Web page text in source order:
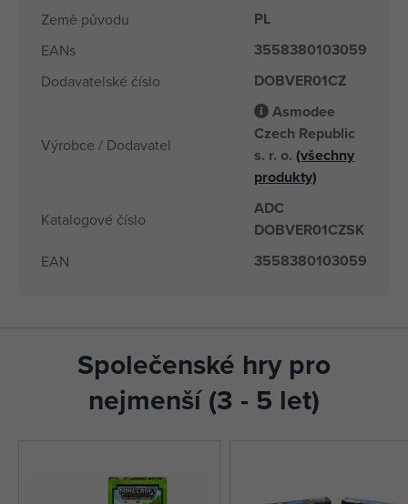
Země původu PL
EANs 3558380103059
Dodavatelské číslo DOBVER01CZ
Výrobce / Dodavatel
Asmodee
Czech Republic
s. r. o. (všechny
produkty)
Katalogové číslo
ADC
DOBVER01CZSK
EAN 3558380103059
Společenské hry pro
nejmenší (3 - 5 let)